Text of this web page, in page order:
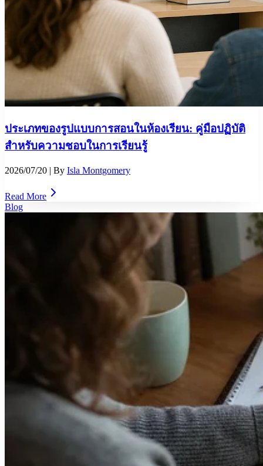
ประเภทของรูปแบบการสอนในห้องเรียน: คู่มือปฏิบัติ
สำหรับความชอบในการเรียนรู้
2026/07/20 | By Isla Montgomery
Read More
Blog